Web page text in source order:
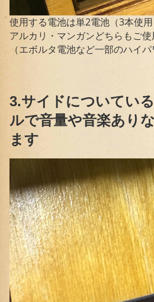
使用する電池は単2電池（3本使用
アルカリ・マンガンどちらもご
（エボルタ電池など一部のハイ
3.サイドについてい
ルで音量や音楽あり
ます